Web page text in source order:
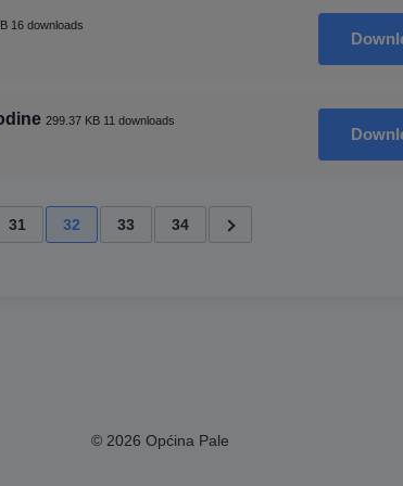
16 downloads
299.37 KB 11 downloads
31 32 33 34
© 2026 Općina Pale